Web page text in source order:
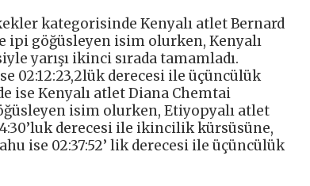
kategorisinde Kenyalı atlet Bernard
ipi göğüsleyen isim olurken, Kenyalı
yarışı ikinci sırada tamamladı.
02:12:23,2lük derecesi ile üçüncülük
ise Kenyalı atlet Diana Chemtai
isim olurken, Etiyopyalı atlet
derecesi ile ikincilik kürsüsüne,
ise 02:37:52’ lik derecesi ile üçüncülük